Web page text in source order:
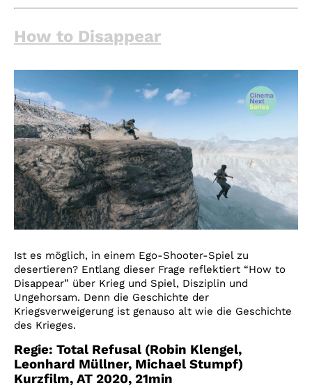
How to Disappear
Ist es möglich, in einem Ego-Shooter-Spiel zu
desertieren? Entlang dieser Frage reflektiert “How to
Disappear” über Krieg und Spiel, Disziplin und
Ungehorsam. Denn die Geschichte der
Kriegsverweigerung ist genauso alt wie die Geschichte
des Krieges.
Regie: Total Refusal (Robin Klengel,
Leonhard Müllner, Michael Stumpf)
Kurzfilm, AT 2020, 21min